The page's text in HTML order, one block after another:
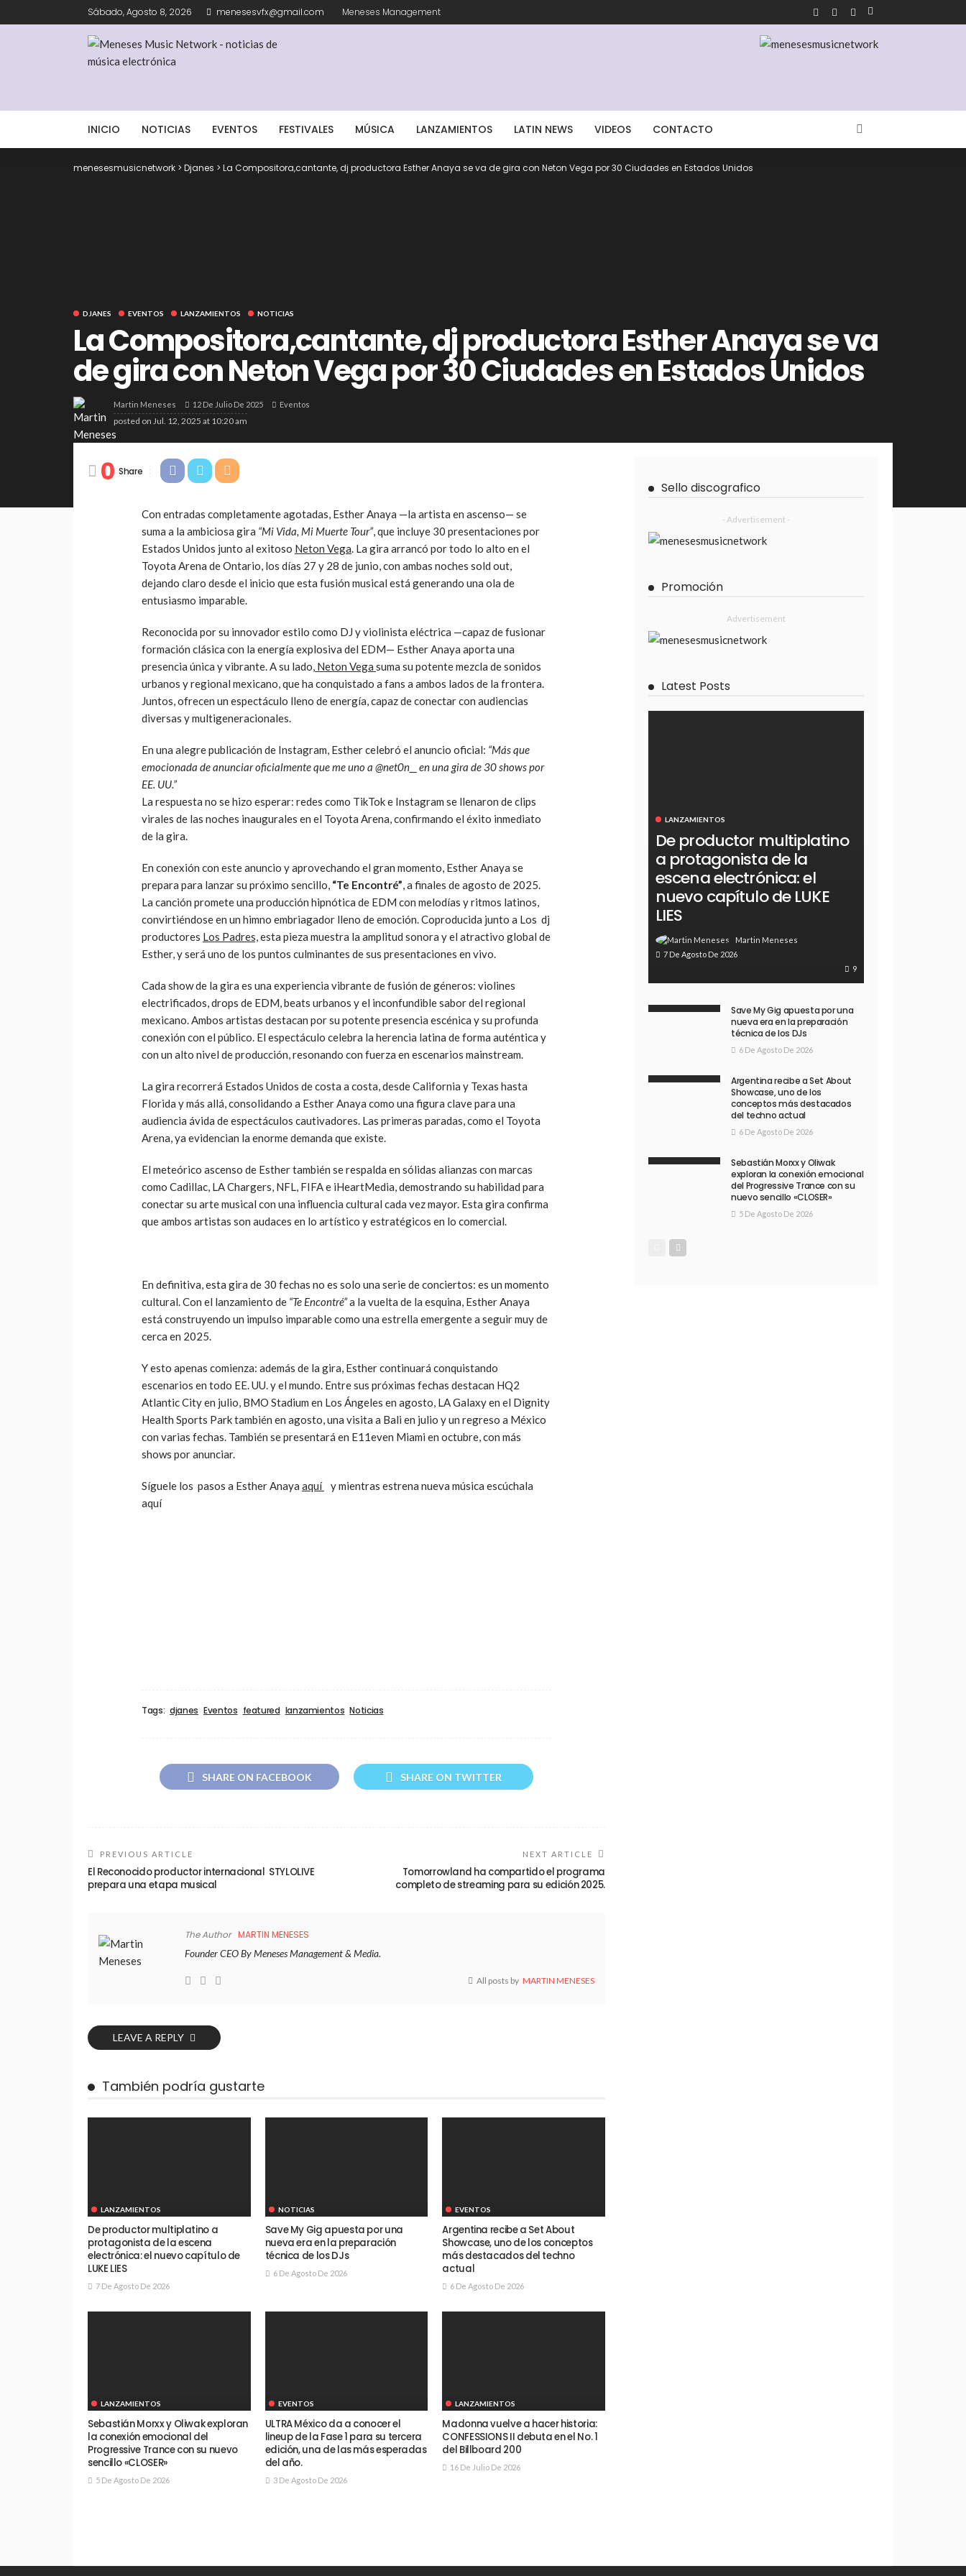
Sábado, Agosto 8, 2026 menesesvfx@gmail.com Meneses Management
INICIO NOTICIAS EVENTOS FESTIVALES MÚSICA LANZAMIENTOS LATIN NEWS VIDEOS CONTACTO
menesesmusicnetwork > Djanes > La Compositora,cantante, dj productora Esther Anaya se va de gira con Neton Vega por 30 Ciudades en Estados Unidos
DJANES EVENTOS LANZAMIENTOS NOTICIAS
La Compositora,cantante, dj productora Esther Anaya se va
de gira con Neton Vega por 30 Ciudades en Estados Unidos
Martin Meneses 12 De Julio De 2025 Eventos
posted on Jul. 12, 2025 at 10:20 am
0 Share
Con entradas completamente agotadas, Esther Anaya —la artista en ascenso— se
suma a la ambiciosa gira “Mi Vida, Mi Muerte Tour”, que incluye 30 presentaciones por
Estados Unidos junto al exitoso Neton Vega. La gira arrancó por todo lo alto en el
Toyota Arena de Ontario, los días 27 y 28 de junio, con ambas noches sold out,
dejando claro desde el inicio que esta fusión musical está generando una ola de
entusiasmo imparable.
Reconocida por su innovador estilo como DJ y violinista eléctrica —capaz de fusionar
formación clásica con la energía explosiva del EDM— Esther Anaya aporta una
presencia única y vibrante. A su lado, Neton Vega suma su potente mezcla de sonidos
urbanos y regional mexicano, que ha conquistado a fans a ambos lados de la frontera.
Juntos, ofrecen un espectáculo lleno de energía, capaz de conectar con audiencias
diversas y multigeneracionales.
En una alegre publicación de Instagram, Esther celebró el anuncio oficial: “Más que
emocionada de anunciar oficialmente que me uno a @net0n__ en una gira de 30 shows por
EE. UU.”
La respuesta no se hizo esperar: redes como TikTok e Instagram se llenaron de clips
virales de las noches inaugurales en el Toyota Arena, confirmando el éxito inmediato
de la gira.
En conexión con este anuncio y aprovechando el gran momento, Esther Anaya se
prepara para lanzar su próximo sencillo, “Te Encontré”, a finales de agosto de 2025.
La canción promete una producción hipnótica de EDM con melodías y ritmos latinos,
convirtiéndose en un himno embriagador lleno de emoción. Coproducida junto a Los dj
productores Los Padres,esta pieza muestra la amplitud sonora y el atractivo global de
Esther, y será uno de los puntos culminantes de sus presentaciones en vivo.
Cada show de la gira es una experiencia vibrante de fusión de géneros: violines
electrificados, drops de EDM, beats urbanos y el inconfundible sabor del regional
mexicano. Ambos artistas destacan por su potente presencia escénica y su profunda
conexión con el público. El espectáculo celebra la herencia latina de forma auténtica y
con un alto nivel de producción, resonando con fuerza en escenarios mainstream.
La gira recorrerá Estados Unidos de costa a costa, desde California y Texas hasta
Florida y más allá, consolidando a Esther Anaya como una figura clave para una
audiencia ávida de espectáculos cautivadores. Las primeras paradas, como el Toyota
Arena, ya evidencian la enorme demanda que existe.
El meteórico ascenso de Esther también se respalda en sólidas alianzas con marcas
como Cadillac, LA Chargers, NFL, FIFA e iHeartMedia, demostrando su habilidad para
conectar su arte musical con una influencia cultural cada vez mayor. Esta gira confirma
que ambos artistas son audaces en lo artístico y estratégicos en lo comercial.
En definitiva, esta gira de 30 fechas no es solo una serie de conciertos: es un momento
cultural.Con el lanzamiento de “Te Encontré”a la vuelta de la esquina, Esther Anaya
está construyendo un impulso imparable como una estrella emergente a seguir muy de
cerca en 2025.
Y esto apenas comienza: además de la gira, Esther continuará conquistando
escenarios en todo EE. UU. y el mundo. Entre sus próximas fechas destacan HQ2
Atlantic City en julio, BMO Stadium en Los Ángeles en agosto, LA Galaxy en el Dignity
Health Sports Park también en agosto, una visita a Bali en julio y un regreso a México
con varias fechas. También se presentará en E11even Miami en octubre, con más
shows por anunciar.
Síguele los pasos a Esther Anaya aquí
y mientras estrena nueva música escúchala
aquí
Tags: djanes Eventos featured lanzamientos Noticias
SHARE ON FACEBOOK SHARE ON TWITTER
PREVIOUS ARTICLE
El Reconocido productor internacional STYLOLIVE
prepara una etapa musical
NEXT ARTICLE
Tomorrowland ha compartido el programa
completo de streaming para su edición 2025.
The Author MARTIN MENESES
Founder CEO By Meneses Management & Media.
All posts by MARTIN MENESES
LEAVE A REPLY
También podría gustarte
LANZAMIENTOS
De productor multiplatino a
protagonista de la escena
electrónica: el nuevo capítulo de
LUKE LIES
7 De Agosto De 2026
NOTICIAS
Save My Gig apuesta por una
nueva era en la preparación
técnica de los DJs
6 De Agosto De 2026
EVENTOS
Argentina recibe a Set About
Showcase, uno de los conceptos
más destacados del techno
actual
6 De Agosto De 2026
LANZAMIENTOS
Sebastián Morxx y Oliwak exploran
la conexión emocional del
Progressive Trance con su nuevo
sencillo «CLOSER»
5 De Agosto De 2026
EVENTOS
ULTRA México da a conocer el
lineup de la Fase 1 para su tercera
edición, una de las más esperadas
del año.
3 De Agosto De 2026
LANZAMIENTOS
Madonna vuelve a hacer historia:
CONFESSIONS II debuta en el No. 1
del Billboard 200
16 De Julio De 2026
Sello discografico
- Advertisement -
Promoción
Advertisement
Latest Posts
LANZAMIENTOS
De productor multiplatino
a protagonista de la
escena electrónica: el
nuevo capítulo de LUKE
LIES
Martin Meneses
7 De Agosto De 2026
9
Save My Gig apuesta por una
nueva era en la preparación
técnica de los DJs
6 De Agosto De 2026
Argentina recibe a Set About
Showcase, uno de los
conceptos más destacados
del techno actual
6 De Agosto De 2026
Sebastián Morxx y Oliwak
exploran la conexión emocional
del Progressive Trance con su
nuevo sencillo «CLOSER»
5 De Agosto De 2026